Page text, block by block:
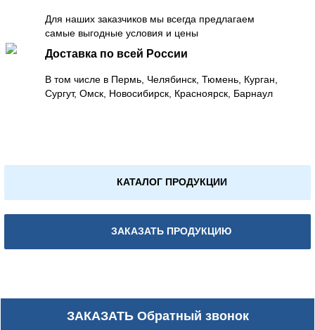
Для наших заказчиков мы всегда предлагаем
самые выгодные условия и цены
Доставка по всей России
В том числе в Пермь, Челябинск, Тюмень, Курган,
Сургут, Омск, Новосибирск, Красноярск, Барнаул
КАТАЛОГ ПРОДУКЦИИ
ЗАКАЗАТЬ ПРОДУКЦИЮ
ЗАКАЗАТЬОбратный звонок